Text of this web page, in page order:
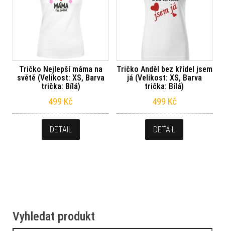
Tričko Nejlepší máma na
světě (Velikost: XS, Barva
trička: Bílá)
499 Kč
DETAIL
Tričko Anděl bez křídel jsem
já (Velikost: XS, Barva
trička: Bílá)
499 Kč
DETAIL
Vyhledat produkt